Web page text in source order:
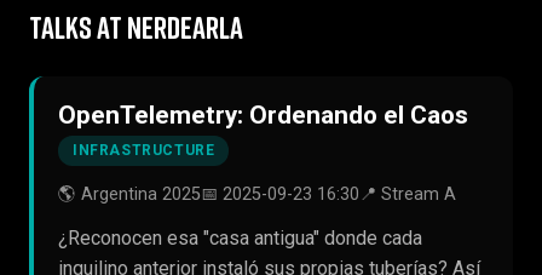
TALKS AT NERDEARLA
OpenTelemetry: Ordenando el Caos
INFRASTRUCTURE
🌎 Argentina 2025📅 2025-09-23 16:30📍 Stream A
¿Reconocen esa "casa antigua" donde cada
inquilino anterior instaló sus propias tuberías? Así